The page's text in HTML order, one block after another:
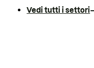
Vedi tutti i settori